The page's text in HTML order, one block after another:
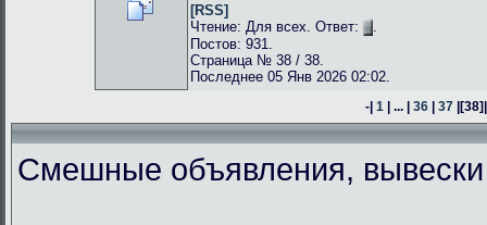
[RSS]
Чтение: Для всех. Ответ:
.
Постов: 931.
Страница № 38 / 38.
Последнее 05 Янв 2026 02:02.
-| 1 | ... | 36 | 37 |[38]
Смешные объявления,